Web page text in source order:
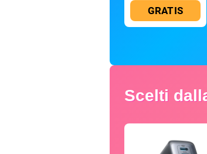
GRATIS
Scelti